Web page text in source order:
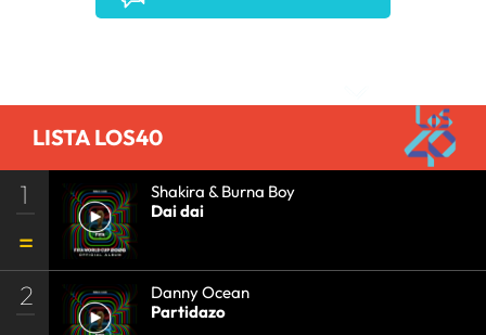
LISTA LOS40
1
Shakira & Burna Boy
Dai dai
2
Danny Ocean
Partidazo